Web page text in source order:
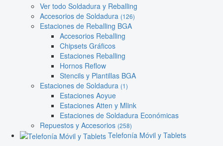
Ver todo Soldadura y Reballing
Accesorios de Soldadura (126)
Estaciones de Reballing BGA
Accesorios Reballing
Chipsets Gráficos
Estaciones Reballing
Hornos Reflow
Stencils y Plantillas BGA
Estaciones de Soldadura (1)
Estaciones Aoyue
Estaciones Atten y Mlink
Estaciones de Soldadura Económicas
Repuestos y Accesorios (258)
Telefonía Móvil y Tablets